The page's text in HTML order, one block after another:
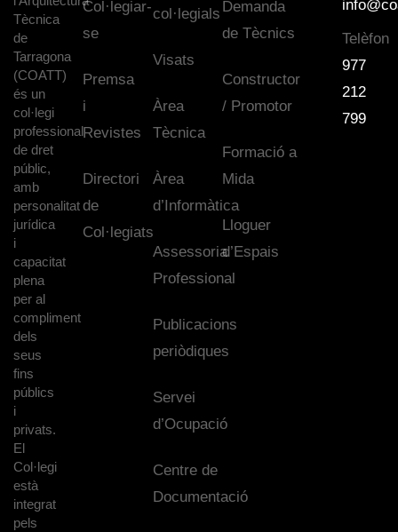
Tècnica
de
Tarragona
(COATT)
és un
col·legi
professional
de dret
públic,
amb
personalitat
jurídica
i
capacitat
plena
per al
compliment
dels
seus
fins
públics
i
privats.
El
Col·legi
està
integrat
pels
Col·legiar-
se
Premsa
i
Revistes
Directori
de
Col·legiats
col·legials
Visats
Àrea
Tècnica
Àrea
d’Informàtica
Assessoria
Professional
Publicacions
periòdiques
Servei
d’Ocupació
Centre de
Documentació
Demanda
de Tècnics
Constructor
/ Promotor
Formació a
Mida
Lloguer
d’Espais
Telèfon
977
212
799